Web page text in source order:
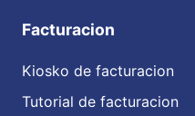
Facturacion
Kiosko de facturacion
Tutorial de facturacion